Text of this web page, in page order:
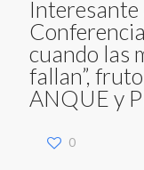
Interesante
cuando las
fallan”,
ANQUE y
0